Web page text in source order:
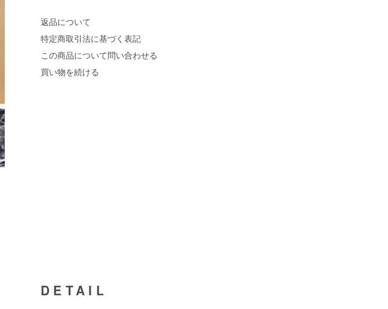
返品について
特定商取引法に基づく表記
この商品について問い合わせる
買い物を続ける
DETAIL